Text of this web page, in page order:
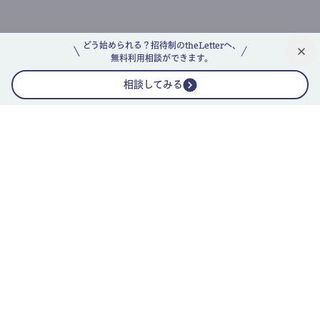
どう始められる？招待制のtheLetterへ、
無料利用相談ができます。
相談してみる